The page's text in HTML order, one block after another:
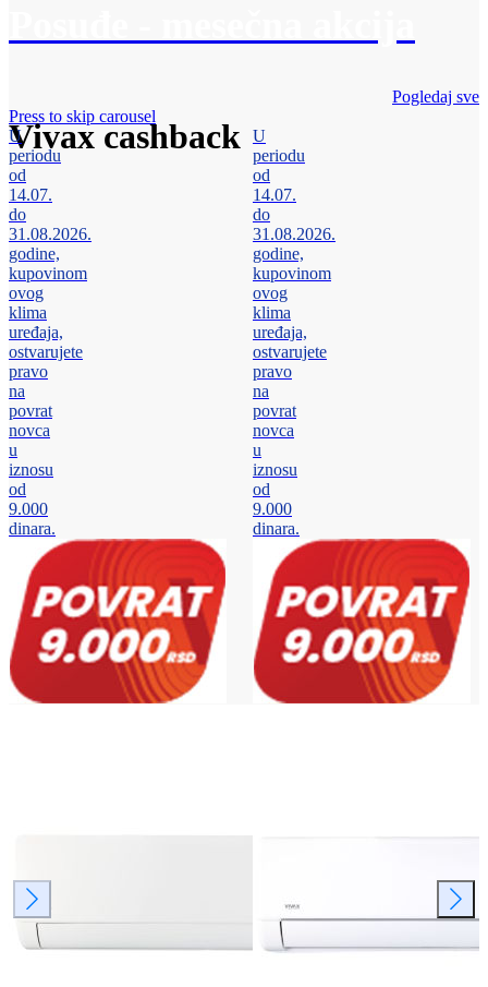
Vivax cashback
Pogledaj sve
Press to skip carousel
U
periodu
od
14.07.
do
31.08.2026.
godine,
kupovinom
ovog
klima
uređaja,
ostvarujete
pravo
na
povrat
novca
u
iznosu
od
9.000
dinara.
U
periodu
od
14.07.
do
31.08.2026.
godine,
kupovinom
ovog
klima
uređaja,
ostvarujete
pravo
na
povrat
novca
u
iznosu
od
9.000
dinara.